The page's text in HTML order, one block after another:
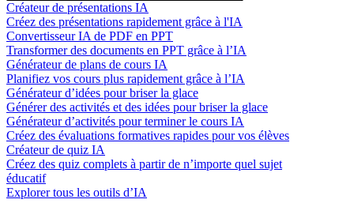
Créateur de présentations IA
Créez des présentations rapidement grâce à l'IA
Convertisseur IA de PDF en PPT
Transformer des documents en PPT grâce à l’IA
Générateur de plans de cours IA
Planifiez vos cours plus rapidement grâce à l’IA
Générateur d’idées pour briser la glace
Générer des activités et des idées pour briser la glace
Générateur d’activités pour terminer le cours IA
Créez des évaluations formatives rapides pour vos élèves
Créateur de quiz IA
Créez des quiz complets à partir de n’importe quel sujet
éducatif
Explorer tous les outils d’IA